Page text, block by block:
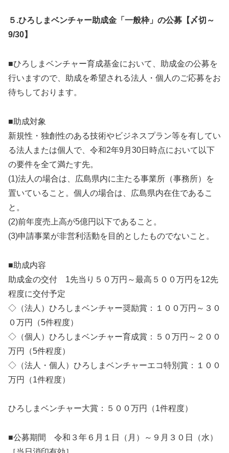
５.ひろしまベンチャー助成金「一般枠」の公募【〆切～
9/30】
■ひろしまベンチャー育成基金において、助成金の公募を
行いますので、助成を希望される法人・個人のご応募をお
待ちしております。
■助成対象
新規性・独創性のある技術やビジネスプラン等を有してい
る法人または個人で、令和2年9月30日時点において以下
の要件を全て満たす先。
(1)法人の場合は、広島県内に主たる事業所（事務所）を
置いていること。個人の場合は、広島県内在住であるこ
と。
(2)前年度売上高が5億円以下であること。
(3)申請事業が非営利活動を目的としたものでないこと。
■助成内容
助成金の交付 1先当り５０万円～最高５００万円を12先
程度に交付予定
◇（法人）ひろしまベンチャー奨励賞：１００万円～３０
０万円（5件程度）
◇（個人）ひろしまベンチャー育成賞：５０万円～２００
万円（5件程度）
◇（法人・個人）ひろしまベンチャーエコ特別賞：１００
万円（1件程度）
ひろしまベンチャー大賞：５００万円（1件程度）
■公募期間 令和３年６月１日（月）～９月３０日（水）